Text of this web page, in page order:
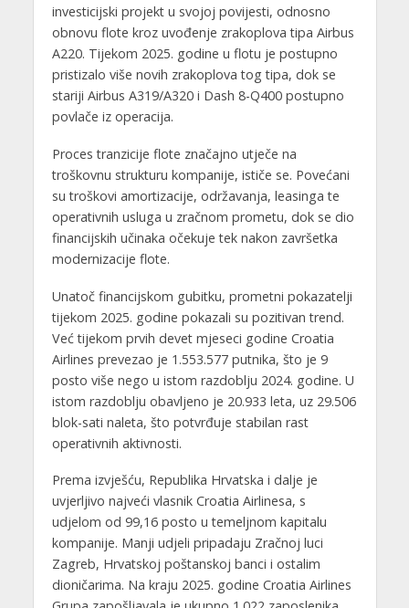
investicijski projekt u svojoj povijesti, odnosno
obnovu flote kroz uvođenje zrakoplova tipa Airbus
A220. Tijekom 2025. godine u flotu je postupno
pristizalo više novih zrakoplova tog tipa, dok se
stariji Airbus A319/A320 i Dash 8-Q400 postupno
povlače iz operacija.
Proces tranzicije flote značajno utječe na
troškovnu strukturu kompanije, ističe se. Povećani
su troškovi amortizacije, održavanja, leasinga te
operativnih usluga u zračnom prometu, dok se dio
financijskih učinaka očekuje tek nakon završetka
modernizacije flote.
Unatoč financijskom gubitku, prometni pokazatelji
tijekom 2025. godine pokazali su pozitivan trend.
Već tijekom prvih devet mjeseci godine Croatia
Airlines prevezao je 1.553.577 putnika, što je 9
posto više nego u istom razdoblju 2024. godine. U
istom razdoblju obavljeno je 20.933 leta, uz 29.506
blok-sati naleta, što potvrđuje stabilan rast
operativnih aktivnosti.
Prema izvješću, Republika Hrvatska i dalje je
uvjerljivo najveći vlasnik Croatia Airlinesa, s
udjelom od 99,16 posto u temeljnom kapitalu
kompanije. Manji udjeli pripadaju Zračnoj luci
Zagreb, Hrvatskoj poštanskoj banci i ostalim
dioničarima. Na kraju 2025. godine Croatia Airlines